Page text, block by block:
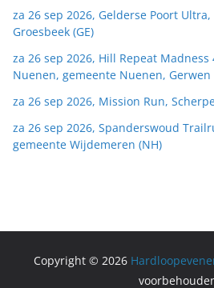
za 26 sep 2026, Gelderse Poort
Groesbeek (GE)
za 26 sep 2026, Hill Repeat
Nuenen, gemeente Nuenen,
za 26 sep 2026, Mission Run,
za 26 sep 2026, Spanderswoud
gemeente Wijdemeren (NH)
Copyright © 2026